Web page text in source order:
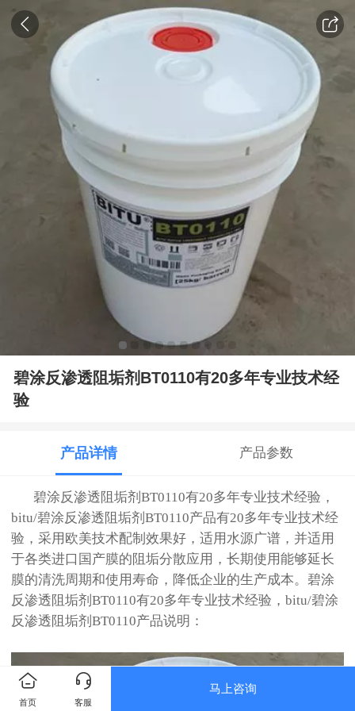
碧涂反渗透阻垢剂BT0110有20多年专业技术经
验
产品详情 产品参数
碧涂反渗透阻垢剂BT0110有20多年专业技术经验，
bitu/碧涂反渗透阻垢剂BT0110产品有20多年专业技术经
验，采用欧美技术配制效果好，适用水源广谱，并适用
于各类进口国产膜的阻垢分散应用，长期使用能够延长
膜的清洗周期和使用寿命，降低企业的生产成本。碧涂
反渗透阻垢剂BT0110有20多年专业技术经验， bitu/碧涂
反渗透阻垢剂BT0110产品说明：
首页 客服
马上咨询